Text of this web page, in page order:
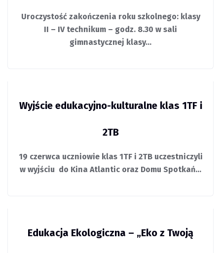
Uroczystość zakończenia roku szkolnego: klasy
II – IV technikum – godz. 8.30 w sali
gimnastycznej klasy…
Wyjście edukacyjno-kulturalne klas 1TF i
2TB
19 czerwca uczniowie klas 1TF i 2TB uczestniczyli
w wyjściu do Kina Atlantic oraz Domu Spotkań…
Edukacja Ekologiczna – „Eko z Twoją